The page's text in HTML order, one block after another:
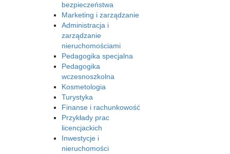
bezpieczeństwa
Marketing i zarządzanie
Administracja i
zarządzanie
nieruchomościami
Pedagogika specjalna
Pedagogika
wczesnoszkolna
Kosmetologia
Turystyka
Finanse i rachunkowość
Przykłady prac
licencjackich
Inwestycje i
nieruchomości